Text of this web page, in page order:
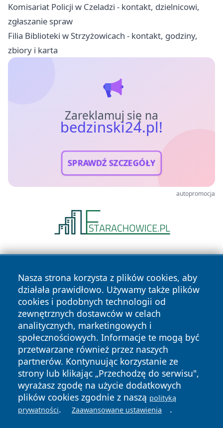
Komisariat Policji w Czeladzi - kontakt, dzielnicowi,
zgłaszanie spraw
Filia Biblioteki w Strzyżowicach - kontakt, godziny,
zbiory i karta
Zareklamuj się na
bedzinski24.pl!
SPRAWDŹ SZCZEGÓŁY
autopromocja
Nasza strona korzysta z plików cookies, aby
działała prawidłowo. Używamy także plików
cookies i podobnych technologii od
zewnętrznych dostawców w celach
analitycznych, marketingowych i
społecznościowych. Informacje te mogą być
przetwarzane również przez naszych
partnerów. Kontynuując korzystanie ze
strony lub klikając „Przechodzę do serwisu",
wyrażasz zgodę na użycie dodatkowych
plików cookies zgodnie z naszą polityką
prywatności. Zaawansowane ustawienia .
Copyright © 2026 bedzinski24.pl Wszystkie prawa
zastrzeżone.
News Autorzy
Polityka
Prywatności
Polityka
Cookies